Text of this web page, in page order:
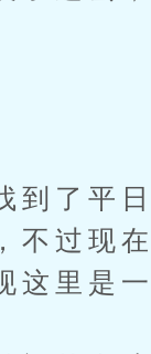
了平日
过现在
里是一